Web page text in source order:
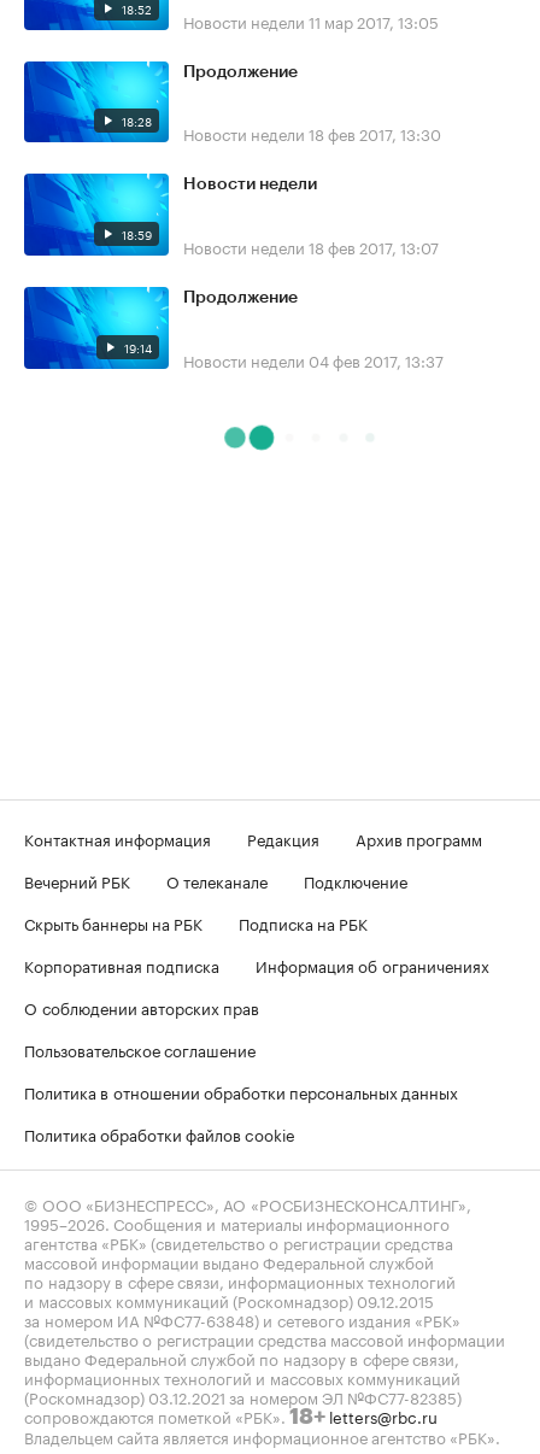
18:52 Новости недели 11 мар 2017, 13:05
18:28
Продолжение
Новости недели 18 фев 2017, 13:30
18:59
Новости недели
Новости недели 18 фев 2017, 13:07
19:14
Продолжение
Новости недели 04 фев 2017, 13:37
Контактная информация Редакция
Архив программ
Вечерний РБК
О телеканале
Подключение
Скрыть баннеры на РБК
Подписка на РБК
Корпоративная подписка
Информация об ограничениях
О соблюдении авторских прав
Пользовательское соглашение
Политика в отношении обработки персональных данных
Политика обработки файлов cookie
© ООО «БИЗНЕСПРЕСС», АО «РОСБИЗНЕСКОНСАЛТИНГ»,
1995–2026 . Сообщения и материалы информационного
агентства «РБК» (свидетельство о регистрации средства
массовой информации выдано Федеральной службой
по надзору в сфере связи, информационных технологий
и массовых коммуникаций (Роскомнадзор) 09.12.2015
за номером ИА №ФС77-63848) и сетевого издания «РБК»
(свидетельство о регистрации средства массовой информации
выдано Федеральной службой по надзору в сфере связи,
информационных технологий и массовых коммуникаций
(Роскомнадзор) 03.12.2021 за номером ЭЛ №ФС77-82385)
сопровождаются пометкой «РБК». 18+ letters@rbc.ru
Владельцем сайта является информационное агентство «РБК».